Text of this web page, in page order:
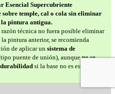
Esencial Supercubriente
sobre temple, cal o cola sin eliminar
pintura antigua.
técnica no fuera posible eliminar
pintura anterior, se recomienda
de aplicar un sistema de
puente de unión), aunqueno se
si la base no es estable.